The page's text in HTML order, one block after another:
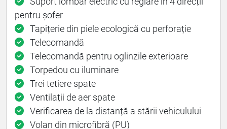
pentru șofer
Tapițerie din piele ecologică cu perforație
Telecomandă
Telecomandă pentru oglinzile exterioare
Torpedou cu iluminare
Trei tetiere spate
Ventilații de aer spate
Verificarea de la distanță a stării vehiculului
Volan din microfibră (PU)